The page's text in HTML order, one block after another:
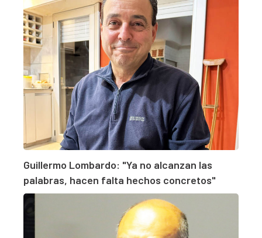
Guillermo Lombardo: "Ya no alcanzan las
palabras, hacen falta hechos concretos"